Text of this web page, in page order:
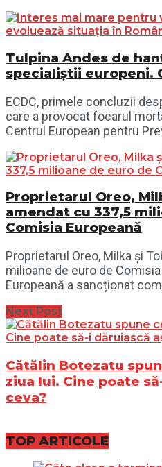
Tulpina Andes de
specialiștii europeni.
ECDC, primele concluzii
care a provocat focarul
Centrul European pentru
Proprietarul Oreo,
amendat cu 337,5
Comisia Europeană
Proprietarul Oreo, Milka și
milioane de euro de
Europeană a sancționat
Next Post
Cătălin Botezatu
ziua lui. Cine poate
ceva?
TOP ARTICOLE